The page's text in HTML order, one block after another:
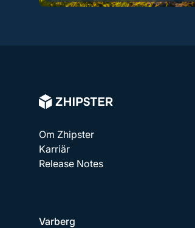
Om Zhipster
Karriär
Release Notes
Varberg